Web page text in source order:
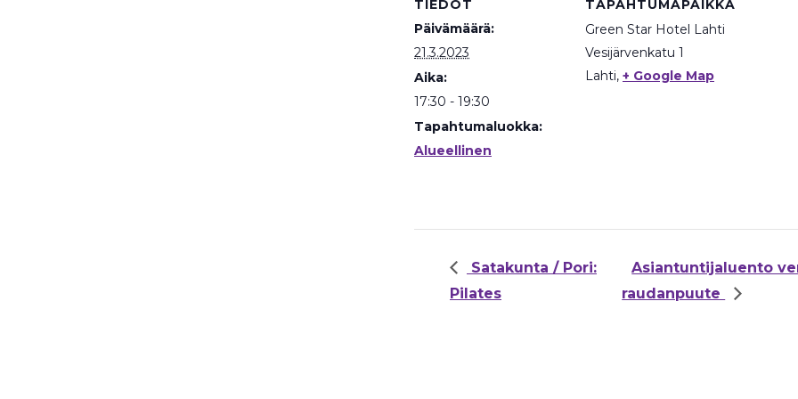
TIEDOT
Päivämäärä:
21.3.2023
Aika:
17:30 - 19:30
Tapahtumaluokka:
Alueellinen
TAPAHTUMAPAIKKA
Green Star Hotel Lahti
Vesijärvenkatu 1
Lahti, + Google Map
Satakunta / Pori:
Pilates
Asiantuntijaluento
raudanpuute